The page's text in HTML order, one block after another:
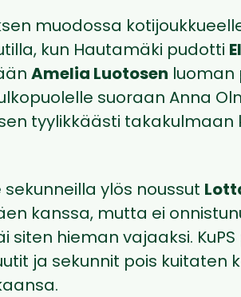
muodossa
kun Hautamäki pudotti
Amelia Luotosen luoman
suoraan Anna
tyylikkäästi
ylös noussut
kanssa, mutta ei
siten hieman vajaaksi.
ja sekunnit pois kuitaten